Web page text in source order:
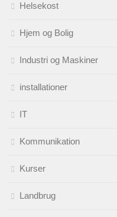
Helsekost
Hjem og Bolig
Industri og Maskiner
installationer
IT
Kommunikation
Kurser
Landbrug